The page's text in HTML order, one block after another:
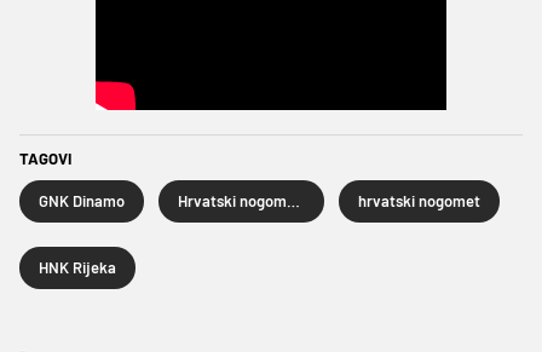
TAGOVI
GNK Dinamo hrvatski nogomet
HNK Rijeka